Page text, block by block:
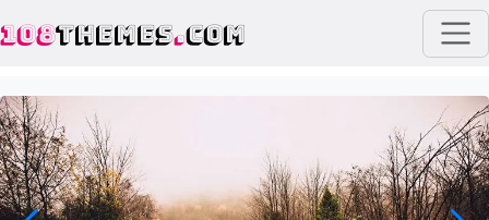
108THEMES.COM